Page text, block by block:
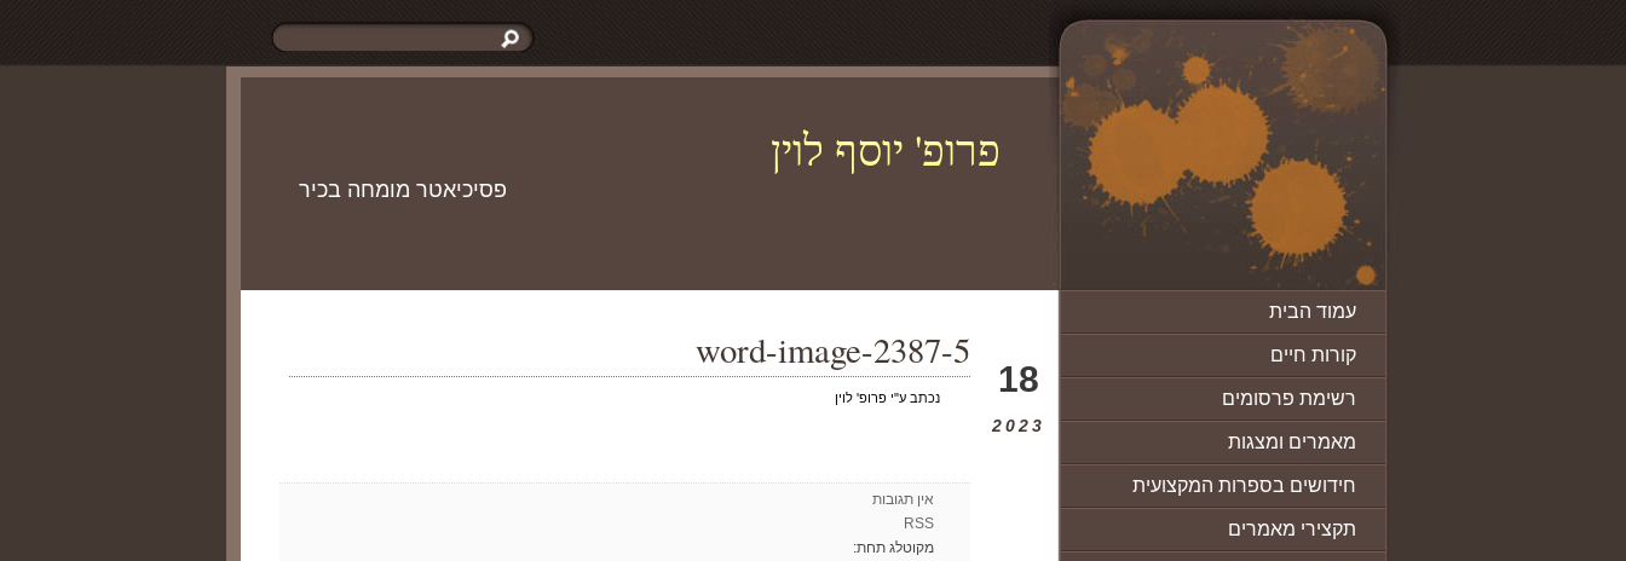
עמוד הבית
קורות חיים
רשימת פרסומים
מאמרים ומצגות
חידושים בספרות המקצועית
תקצירי מאמרים
פרופ' יוסף לוין
פסיכיאטר מומחה בכיר
18
2023
word-image-2387-5
נכתב ע"י פרופ' לוין
אין תגובות
RSS
מקוטלג תחת: